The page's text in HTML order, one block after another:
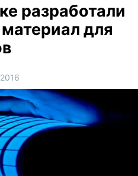
разработали
для